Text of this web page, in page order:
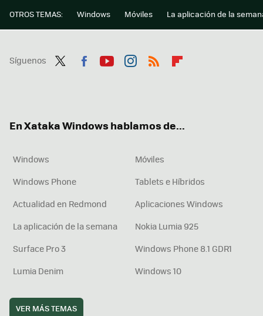
OTROS TEMAS: Windows Móviles La aplicación de la
Síguenos
En Xataka Windows hablamos de...
Windows
Móviles
Windows Phone
Tablets e Híbridos
Actualidad en Redmond
Aplicaciones Windows
La aplicación de la semana
Nokia Lumia 925
Surface Pro 3
Windows Phone 8.1 GDR1
Lumia Denim
Windows 10
VER MÁS TEMAS